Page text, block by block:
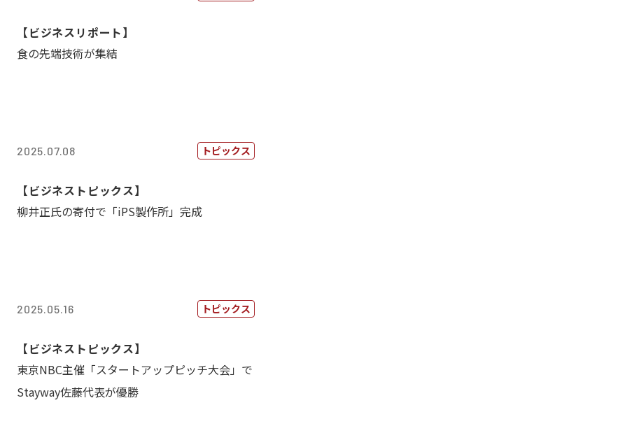
【ビジネスリポート】
食の先端技術が集結
2025.07.08 トピックス
【ビジネストピックス】
柳井正氏の寄付で「iPS製作所」完成
2025.05.16 トピックス
【ビジネストピックス】
東京NBC主催「スタートアップピッチ大会」で
Stayway佐藤代表が優勝